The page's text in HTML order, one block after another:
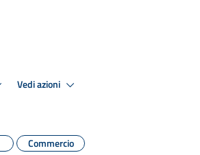
Vedi azioni
Commercio